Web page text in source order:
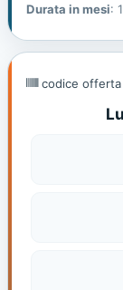
Durata in mesi:
codice offerta